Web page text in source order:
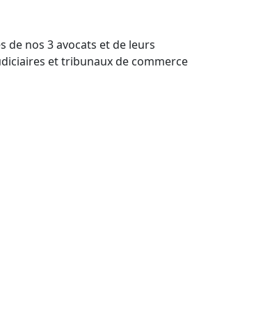
de nos 3 avocats et de leurs
et tribunaux de commerce